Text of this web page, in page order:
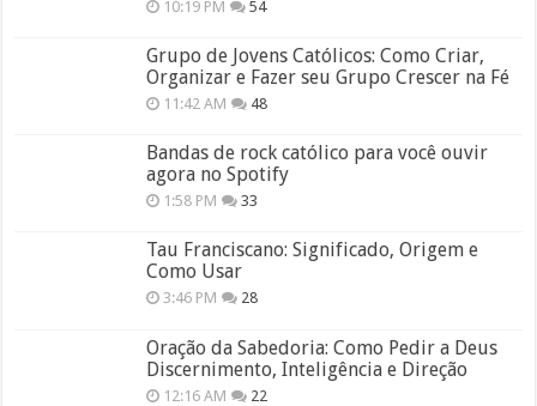
10:19 PM 54
Grupo de Jovens Católicos: Como Criar,
Organizar e Fazer seu Grupo Crescer na Fé
11:42 AM 48
Bandas de rock católico para você ouvir
agora no Spotify
1:58 PM 33
Tau Franciscano: Significado, Origem e
Como Usar
3:46 PM 28
Oração da Sabedoria: Como Pedir a Deus
Discernimento, Inteligência e Direção
12:16 AM 22